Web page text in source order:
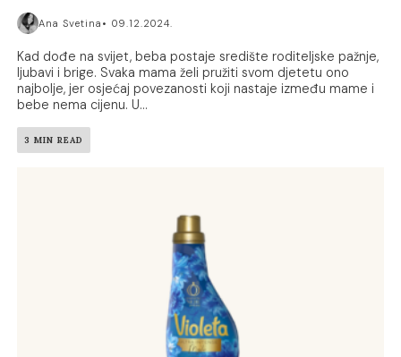
Ana Svetina 09.12.2024.
Kad dođe na svijet, beba postaje središte roditeljske pažnje,
ljubavi i brige. Svaka mama želi pružiti svom djetetu ono
najbolje, jer osjećaj povezanosti koji nastaje između mame i
bebe nema cijenu. U...
3 MIN READ